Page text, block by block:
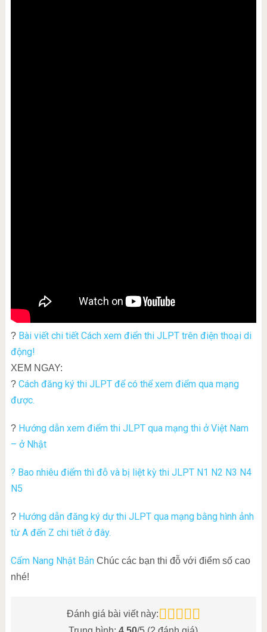
? Bài viết chi tiết Cách xem điển thi JLPT trên điện thoại di
động!
XEM NGAY:
? Cách đăng ký thi JLPT để có thể xem điểm qua mạng
được.
?Hướng dẫn xem điểm thi JLPT qua mạng thi ở Việt Nam
– ở Nhật
? Bao nhiêu điểm thì đỗ và bị liệt kỳ thi JLPT N1 N2 N3 N4
N5
? Hướng dẫn đăng ký dự thi JLPT qua mạng bằng hình ảnh
từ A đến Z chi tiết ở đây.
Cẩm Nang Nhật BảnChúc các bạn thi đỗ với điểm số cao
nhé!
Đánh giá bài viết này: